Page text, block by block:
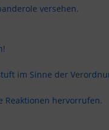
versehen.
im Sinne der
Reaktionen hervorrufen.